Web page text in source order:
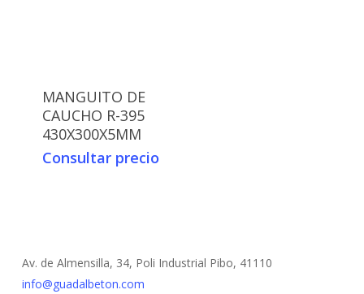
MANGUITO DE
CAUCHO R-395
430X300X5MM
Consultar precio
Av. de Almensilla, 34, Poli Industrial Pibo, 41110
info@guadalbeton.com